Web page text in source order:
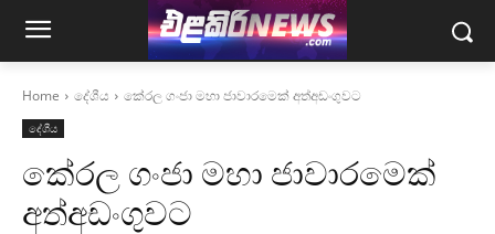
Home දේශීය කේරල ගංජා මහා ජාවාරමෙක් අත්අඩංගුවට
දේශීය
කේරල ගංජා මහා ජාවාරමෙක්
අත්අඩංගුවට